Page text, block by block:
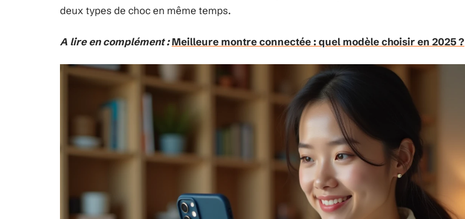
deux types de choc en même temps.
A lire en complément : Meilleure montre connectée : quel modèle choisir en 2025 ?